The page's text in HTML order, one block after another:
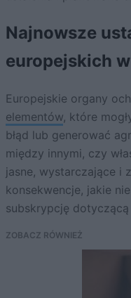
Najnowsze
europejskich
Europejskie organy
elementów, które
błąd lub generować
między innymi, czy
jasne, wystarczające i
konsekwencje, jakie
subskrypcję dotyczącą
ZOBACZ RÓWNIEŻ